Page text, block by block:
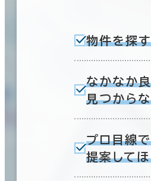
物件を探
なかなか
見つから
プロ目線
提案して